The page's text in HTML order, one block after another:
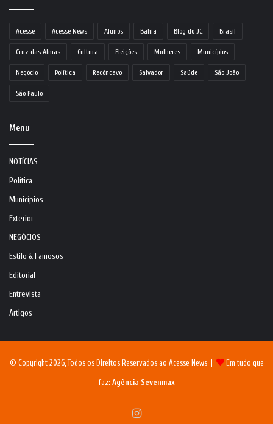
Acesse Acesse News Alunos Bahia Blog do JC Brasil
Cruz das Almas Cultura Eleições Mulheres Municípios
Negócio Política Recôncavo Salvador Saúde São João
São Paulo
Menu
NOTÍCIAS
Política
Municípios
Exterior
NEGÓCIOS
Estilo & Famosos
Editorial
Entrevista
Artigos
© Copyright 2026, Todos os Direitos Reservados ao Acesse News | Em tudo que
faz: Agência Sevenmax
Instagram